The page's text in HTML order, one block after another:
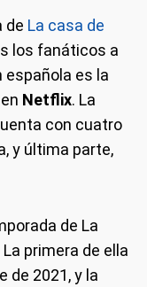
de La casa de
los fanáticos a
es la
Netflix. La
con cuatro
y última parte,
de La
primera de ella
de 2021, y la